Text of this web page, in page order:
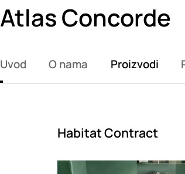
Atlas Concorde
Uvod O nama Proizvodi
Habitat Contract
Loading